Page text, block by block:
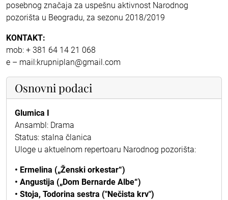
posebnog značaja za uspešnu aktivnost Narodnog
pozorišta u Beogradu, za sezonu 2018/2019
KONTAKT:
mob: + 381 64 14 21 068
e – mail:krupniplan@gmail.com
Osnovni podaci
Glumica I
Ansambl: Drama
Status: stalna članica
Uloge u aktuelnom repertoaru Narodnog pozorišta:
• Ermelina („Ženski orkestar“)
• Angustija („Dom Bernarde Albe“)
• Stoja, Todorina sestra ("Nečista krv")